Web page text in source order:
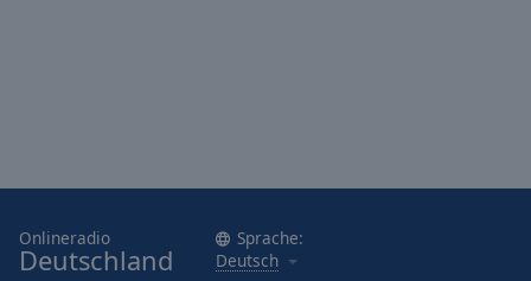
Onlineradio
Deutschland
Sprache:
Deutsch